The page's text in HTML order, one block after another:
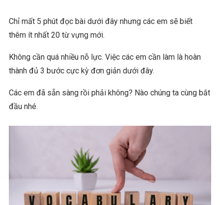
Chỉ mất 5 phút đọc bài dưới đây nhưng các em sẽ biết
thêm ít nhất 20 từ vựng mới.
Không cần quá nhiều nỗ lực. Việc các em cần làm là hoàn
thành đủ 3 bước cực kỳ đơn giản dưới đây.
Các em đã sẵn sàng rồi phải không? Nào chúng ta cùng bắt
đầu nhé.